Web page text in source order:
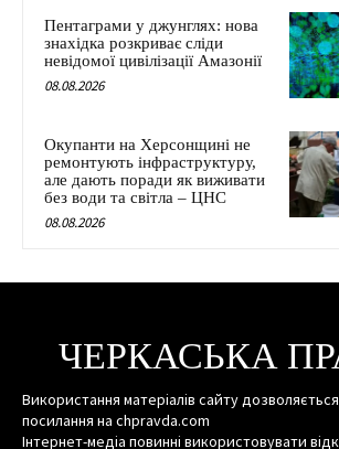
Пентаграми у джунглях: нова
знахідка розкриває сліди
невідомої цивілізації Амазонії
08.08.2026
Окупанти на Херсонщині не
ремонтують інфраструктуру,
але дають поради як виживати
без води та світла – ЦНС
08.08.2026
ЧЕРКАСЬКА
Використання матеріалів сайту
посилання на chpravda.com
Інтернет-медіа повинні використовувати